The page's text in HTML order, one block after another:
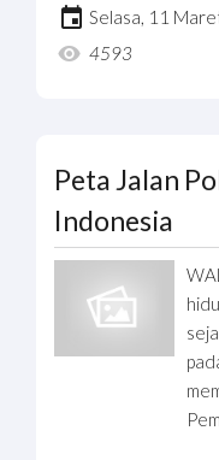
Selasa, 11
4593
Peta Jalan
Indonesia